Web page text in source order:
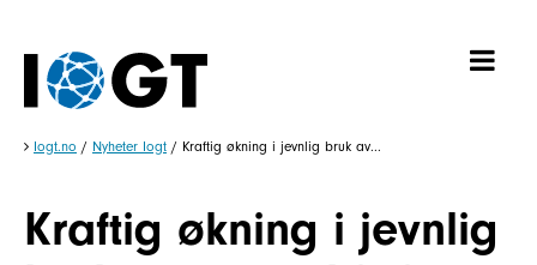
Iogt.no / Nyheter Iogt / Kraftig økning i jevnlig bruk av...
Kraftig økning i jevnlig